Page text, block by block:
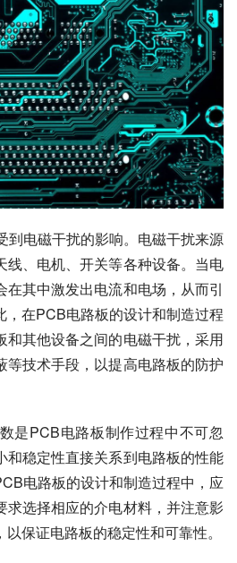
到电磁干扰的影响。电磁干扰来源
线、电机、开关等各种设备。当电
其中激发出电流和电场，从而引
，在PCB电路板的设计和制造过程
和其他设备之间的电磁干扰，采用
等技术手段，以提高电路板的防护
是PCB电路板制作过程中不可忽
和稳定性直接关系到电路板的性能
电路板的设计和制造过程中，应
求选择相应的介电材料，并注意影
保证电路板的稳定性和可靠性。